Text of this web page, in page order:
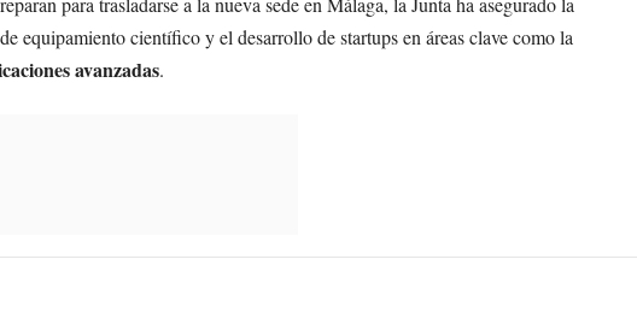
equipamiento científico y el desarrollo de startups en áreas clave como la
avanzadas.